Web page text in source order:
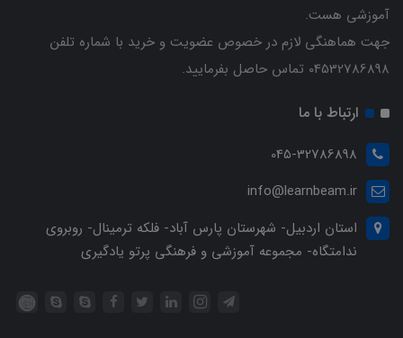
آموزشی هست.
جهت هماهنگی لازم در خصوص عضویت و خرید با شماره تلفن
04532786898 تماس حاصل بفرمایید.
ارتباط با ما
045-32786898
info@learnbeam.ir
استان اردبیل- شهرستان پارس آباد- فلکه ترمینال- روبروی
ندامتگاه- مجموعه آموزشی و فرهنگی پرتو یادگیری